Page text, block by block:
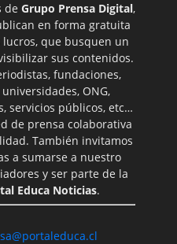
de Grupo Prensa Digital,
en forma gratuita
que busquen un
sus contenidos.
fundaciones,
ONG,
servicios públicos, etc…
de prensa colaborativa
También invitamos
a sumarse a nuestro
y ser parte de la
Educa Noticias.